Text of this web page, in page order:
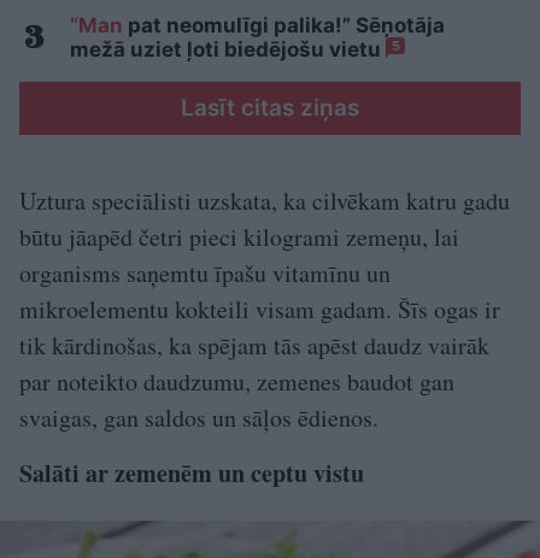
“Man pat neomulīgi palika!” Sēņotāja
mežā uziet ļoti biedējošu vietu
5
Lasīt citas ziņas
Uztura speciālisti uzskata, ka cilvēkam katru gadu
būtu jāapēd četri pieci kilogrami zemeņu, lai
organisms saņemtu īpašu vitamīnu un
mikroelementu kokteili visam gadam. Šīs ogas ir
tik kārdinošas, ka spējam tās apēst daudz vairāk
par noteikto daudzumu, zemenes baudot gan
svaigas, gan saldos un sāļos ēdienos.
Salāti ar zemenēm un ceptu vistu